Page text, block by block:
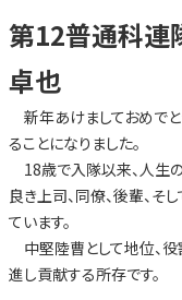
第12普通科
卓也
新年あけましておめで
ることになりました。
18歳で入隊以来、人生
良き上司、同僚、後輩、
ています。
中堅陸曹として地位、
進し貢献する所存です。